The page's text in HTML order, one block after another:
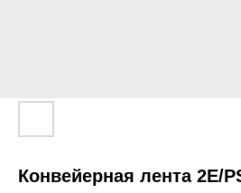
Конвейерная лента 2E/